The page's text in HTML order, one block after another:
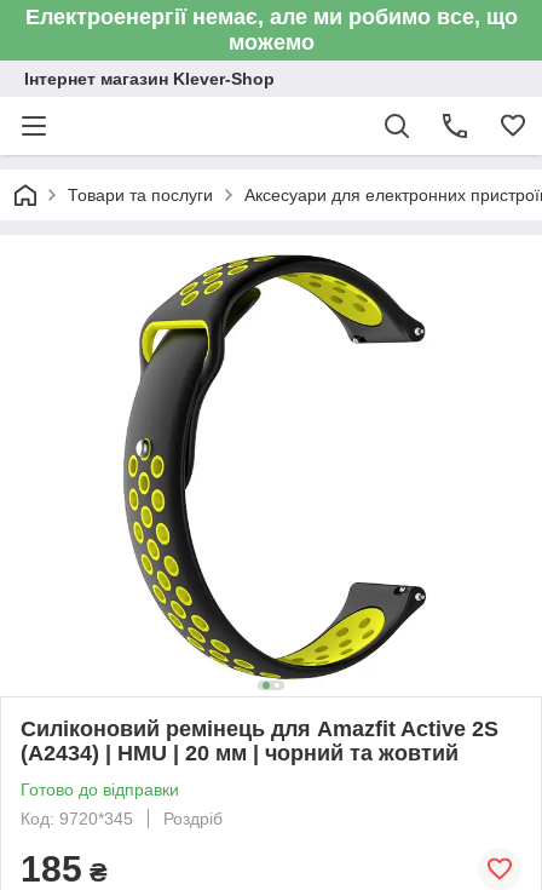
Електроенергії немає, але ми робимо все, що
можемо
Інтернет магазин Klever-Shop
Товари та послуги Аксесуари для електронних
Силіконовий ремінець для Amazfit Active 2S
(A2434) | HMU | 20 мм | чорний та жовтий
Готово до відправки
Код: 9720*345
Роздріб
185 ₴